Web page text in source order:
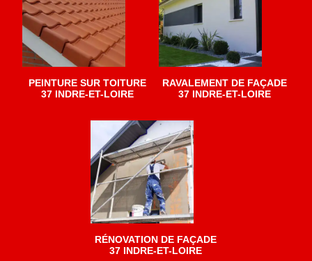
PEINTURE SUR TOITURE
37 INDRE-ET-LOIRE
RAVALEMENT DE FAÇADE
37 INDRE-ET-LOIRE
RÉNOVATION DE FAÇADE
37 INDRE-ET-LOIRE